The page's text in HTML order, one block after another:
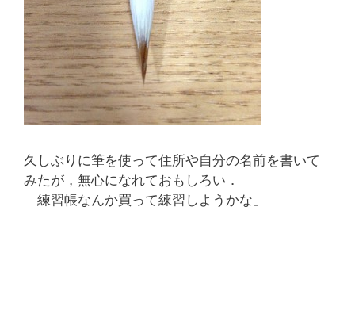
久しぶりに筆を使って住所や自分の名前を書いて
みたが，無心になれておもしろい．
「練習帳なんか買って練習しようかな」